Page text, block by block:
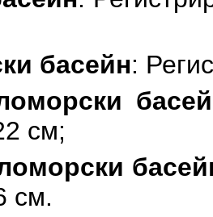
басейн:
см;
см.